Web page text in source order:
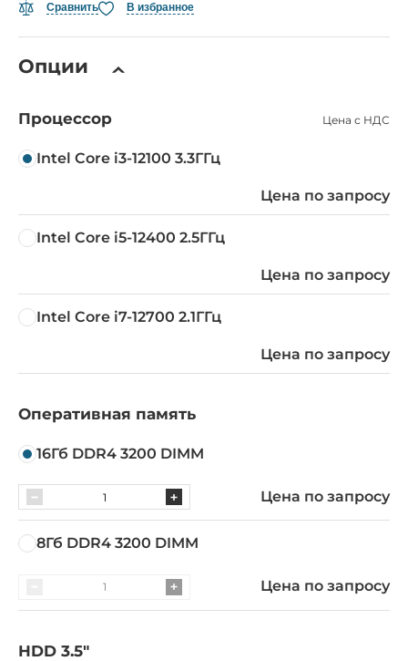
Сравнить
В избранное
Опции
Процессор Цена с НДС
Intel Core i3-12100 3.3ГГц
Цена по запросу
Intel Core i5-12400 2.5ГГц
Цена по запросу
Intel Core i7-12700 2.1ГГц
Цена по запросу
Оперативная память
16Гб DDR4 3200 DIMM
Цена по запросу
8Гб DDR4 3200 DIMM
Цена по запросу
HDD 3.5"